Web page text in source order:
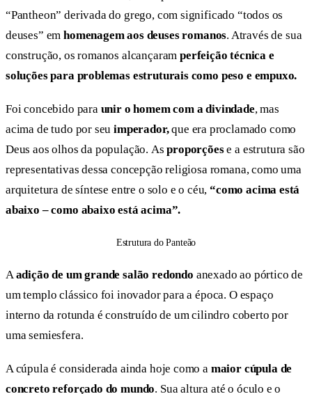
“Pantheon” derivada do grego, com significado “todos os
deuses” emhomenagem aos deuses romanos. Através de sua
construção, os romanos alcançaramperfeição técnica e
soluções para problemas estruturais como peso e empuxo.
Foi concebido para unir o homem com a divindade, mas
acima de tudo por seuimperador,que era proclamado como
Deus aos olhos da população. Asproporçõese a estrutura são
representativas dessa concepção religiosa romana, como uma
arquitetura de síntese entre o solo e o céu,“como acima está
abaixo – como abaixo está acima”.
Estrutura do Panteão
Aadição de um grande salão redondo anexado ao pórtico de
um templo clássico foi inovador para a época. O espaço
interno da rotunda é construído de um cilindro coberto por
uma semiesfera.
A cúpula é considerada ainda hoje como a maior cúpula de
concreto reforçado do mundo. Sua altura até o óculo e o